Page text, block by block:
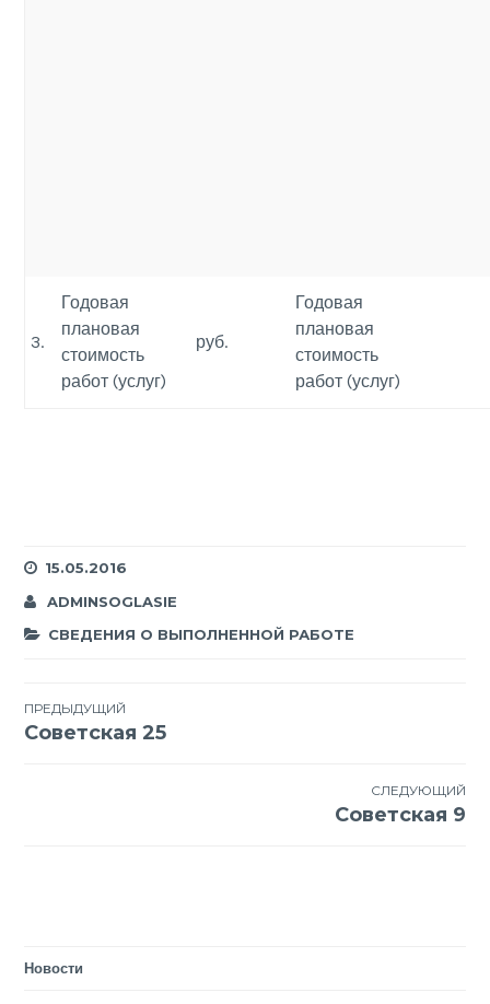
3.
Годовая
плановая
стоимость
работ (услуг)
руб.
Годовая
плановая
стоимость
работ (услуг)
15.05.2016
ADMINSOGLASIE
СВЕДЕНИЯ О ВЫПОЛНЕННОЙ РАБОТЕ
Навигация
ПРЕДЫДУЩИЙ
Советская 25
СЛЕДУЮЩИЙ
Советская 9
Новости